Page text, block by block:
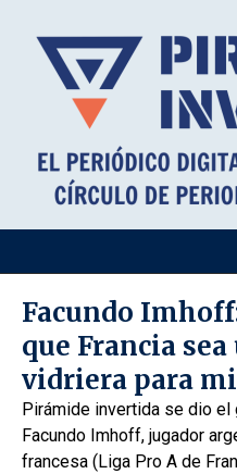
Facundo
que Francia
vidriera para
Pirámide invertida se dio el
Facundo Imhoff, jugador
francesa (Liga Pro A de